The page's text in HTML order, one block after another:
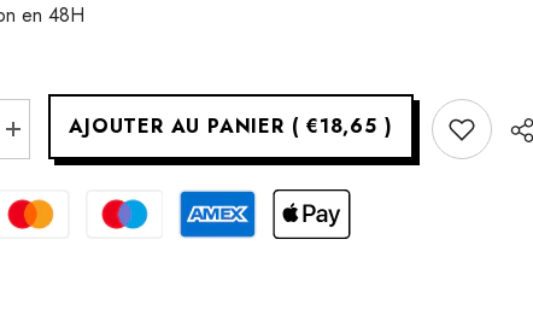
en 48H
Augmenter
la
Verre
short
AJOUTER AU PANIER ( €18,65 )